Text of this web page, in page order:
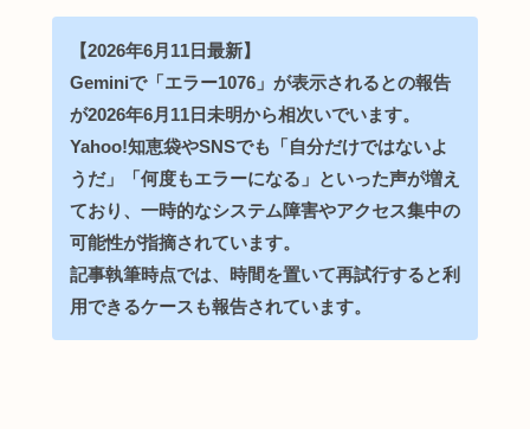
【2026年6月11日最新】
Geminiで「エラー1076」が表示されるとの報告
が2026年6月11日未明から相次いでいます。
Yahoo!知恵袋やSNSでも「自分だけではないよ
うだ」「何度もエラーになる」といった声が増え
ており、一時的なシステム障害やアクセス集中の
可能性が指摘されています。
記事執筆時点では、時間を置いて再試行すると利
用できるケースも報告されています。